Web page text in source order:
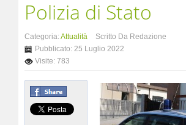
Polizia di Stato
Categoria:Attualità
Scritto Da Redazione
Pubblicato: 25 Luglio 2022
Visite: 783